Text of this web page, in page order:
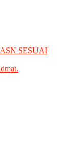
SESUAI